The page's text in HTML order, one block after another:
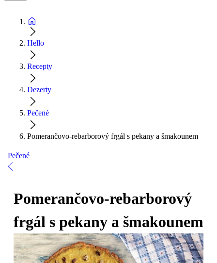
Hello
Recepty
Dezerty
Pečené
Pomerančovo-rebarborový frgál s pekany a šmakounem
Pečené
Pomerančovo-rebarborový
frgál s pekany a šmakounem